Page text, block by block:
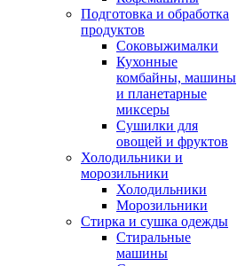
Подготовка и обработка
продуктов
Соковыжималки
Кухонные
комбайны, машины
и планетарные
миксеры
Сушилки для
овощей и фруктов
Холодильники и
морозильники
Холодильники
Морозильники
Стирка и сушка одежды
Стиральные
машины